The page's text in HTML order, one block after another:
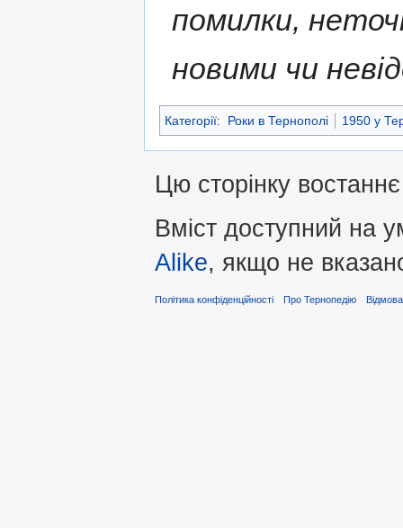
помилки,
новими чи
Категорії: Роки в Тернополі 1950 у
Цю сторінку
Вміст доступний на
Alike, якщо не
Політика конфіденційності Про Тернопедію Відмова